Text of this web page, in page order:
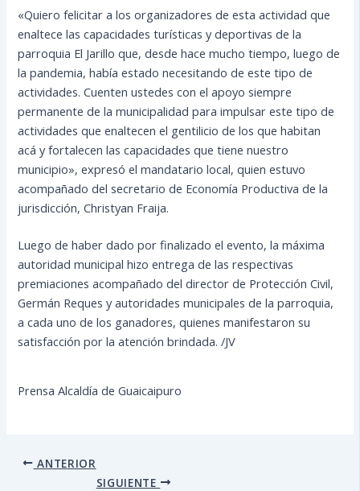
«Quiero felicitar a los organizadores de esta actividad que
enaltece las capacidades turísticas y deportivas de la
parroquia El Jarillo que, desde hace mucho tiempo, luego de
la pandemia, había estado necesitando de este tipo de
actividades. Cuenten ustedes con el apoyo siempre
permanente de la municipalidad para impulsar este tipo de
actividades que enaltecen el gentilicio de los que habitan
acá y fortalecen las capacidades que tiene nuestro
municipio», expresó el mandatario local, quien estuvo
acompañado del secretario de Economía Productiva de la
jurisdicción, Christyan Fraija.
Luego de haber dado por finalizado el evento, la máxima
autoridad municipal hizo entrega de las respectivas
premiaciones acompañado del director de Protección Civil,
Germán Reques y autoridades municipales de la parroquia,
a cada uno de los ganadores, quienes manifestaron su
satisfacción por la atención brindada. /JV
Prensa Alcaldía de Guaicaipuro
ANTERIOR
SIGUIENTE